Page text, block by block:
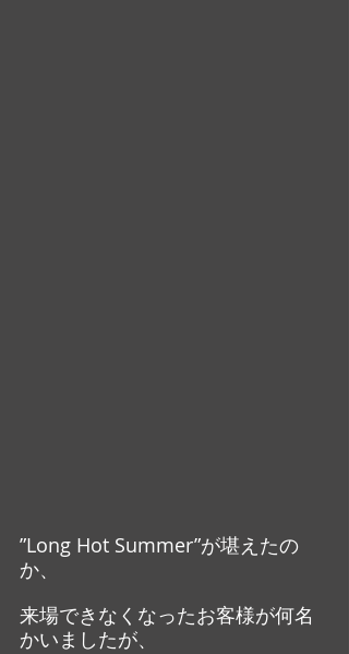
”Long Hot Summer”が堪えたの
か、
来場できなくなったお客様が何名
かいましたが、